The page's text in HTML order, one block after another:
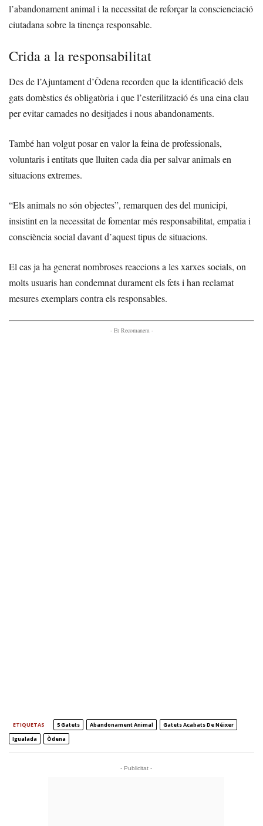
l’abandonament animal i la necessitat de reforçar la conscienciació
ciutadana sobre la tinença responsable.
Crida a la responsabilitat
Des de l’Ajuntament d’Òdena recorden que la identificació dels
gats domèstics és obligatòria i que l’esterilització és una eina clau
per evitar camades no desitjades i nous abandonaments.
També han volgut posar en valor la feina de professionals,
voluntaris i entitats que lluiten cada dia per salvar animals en
situacions extremes.
“Els animals no són objectes”, remarquen des del municipi,
insistint en la necessitat de fomentar més responsabilitat, empatia i
consciència social davant d’aquest tipus de situacions.
El cas ja ha generat nombroses reaccions a les xarxes socials, on
molts usuaris han condemnat durament els fets i han reclamat
mesures exemplars contra els responsables.
- Et Recomanem -
ETIQUETAS 5 Gatets Abandonament Animal
Gatets Acabats De Néixer
Igualada
Òdena
- Publicitat -